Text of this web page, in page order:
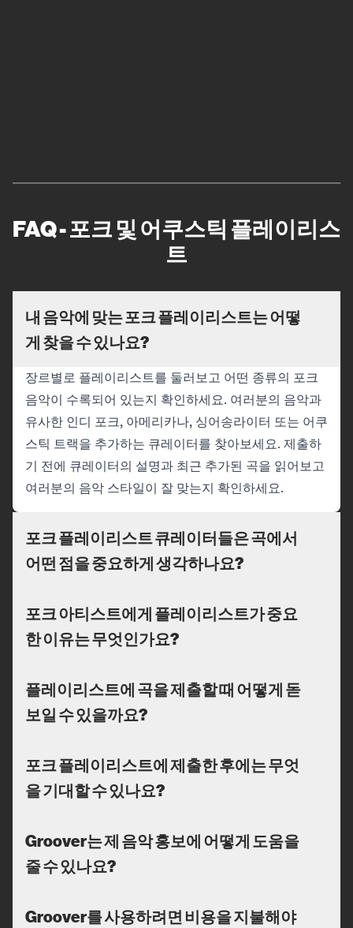
FAQ - 포크 및 어쿠스틱 플레이리스
트
내 음악에 맞는 포크 플레이리스트는 어떻
게 찾을 수 있나요?
장르별로 플레이리스트를 둘러보고 어떤 종류의 포크
음악이 수록되어 있는지 확인하세요. 여러분의 음악과
유사한 인디 포크, 아메리카나, 싱어송라이터 또는 어쿠
스틱 트랙을 추가하는 큐레이터를 찾아보세요. 제출하
기 전에 큐레이터의 설명과 최근 추가된 곡을 읽어보고
여러분의 음악 스타일이 잘 맞는지 확인하세요.
포크 플레이리스트 큐레이터들은 곡에서
어떤 점을 중요하게 생각하나요?
포크 아티스트에게 플레이리스트가 중요
한 이유는 무엇인가요?
플레이리스트에 곡을 제출할 때 어떻게 돋
보일 수 있을까요?
포크 플레이리스트에 제출한 후에는 무엇
을 기대할 수 있나요?
Groover는 제 음악 홍보에 어떻게 도움을
줄 수 있나요?
Groover를 사용하려면 비용을 지불해야